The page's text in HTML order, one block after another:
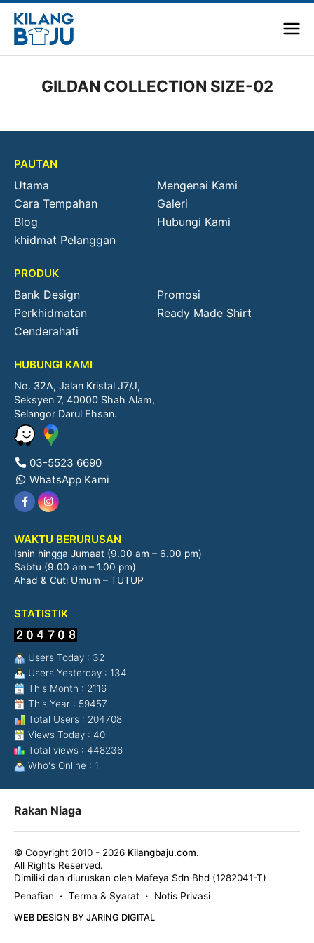
GILDAN COLLECTION SIZE-02
PAUTAN
Utama
Mengenai Kami
Cara Tempahan
Galeri
Blog
Hubungi Kami
khidmat Pelanggan
PRODUK
Bank Design
Promosi
Perkhidmatan
Ready Made Shirt
Cenderahati
HUBUNGI KAMI
No. 32A, Jalan Kristal J7/J,
Seksyen 7, 40000 Shah Alam,
Selangor Darul Ehsan.
03-5523 6690
WhatsApp Kami
WAKTU BERURUSAN
Isnin hingga Jumaat (9.00 am – 6.00 pm)
Sabtu (9.00 am – 1.00 pm)
Ahad & Cuti Umum – TUTUP
STATISTIK
Users Today : 32
Users Yesterday : 134
This Month : 2116
This Year : 59457
Total Users : 204708
Views Today : 40
Total views : 448236
Who's Online : 1
Rakan Niaga
© Copyright 2010 - 2026 Kilangbaju.com.
All Rights Reserved.
Dimiliki dan diuruskan oleh Mafeya Sdn Bhd (1282041-T)
Penafian
• Terma & Syarat • Notis Privasi
WEB DESIGN BY JARING DIGITAL